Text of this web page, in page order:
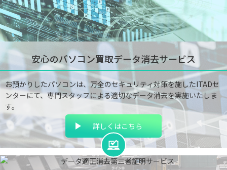
安心のパソコン買取データ消去サービス
お預かりしたパソコンは、万全のセキュリティ対策を施したITADセ
ンターにて、専門スタッフによる適切なデータ消去を実施いたしま
す。
詳しくはこちら